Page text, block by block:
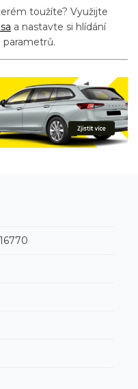
toužíte? Využijte
a nastavte si hlídání